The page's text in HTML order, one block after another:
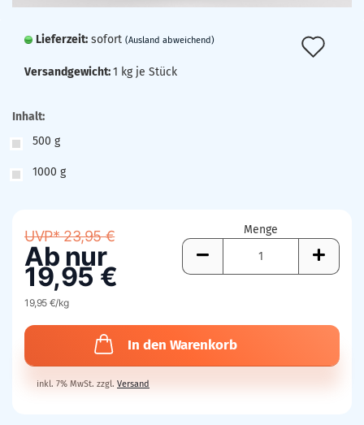
Lieferzeit: sofort (Ausland abweichend)
Versandgewicht:1 kg je Stück
Inhalt:
500 g
1000 g
UVP* 23,95 €
Ab nur
19,95 €
19,95 €/kg
Menge
In den Warenkorb
inkl. 7% MwSt. zzgl. Versand